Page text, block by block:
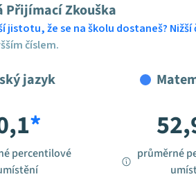
Přijímací Zkouška
jistotu, že se na školu dostaneš?
číslem.
jazyk
*
percentilové
průměrné